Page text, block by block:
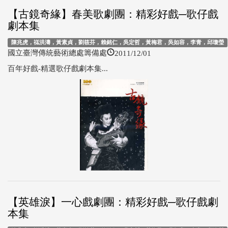
【古鏡奇緣】春美歌劇團：精彩好戲─歌仔戲
劇本集
陳兆虎，禚洪濤，黃素貞，劉筱芬，賴銘仁，吳定哲，黃梅君，吳如容，李青，邱瓊瑩
國立臺灣傳統藝術總處籌備處 2011/12/01
百年好戲-精選歌仔戲劇本集...
【英雄淚】一心戲劇團：精彩好戲─歌仔戲劇
本集